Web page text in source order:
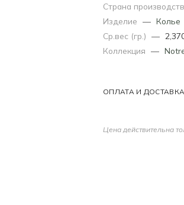
Страна
Изделие — Колье
Ср.вес (гр.) —
Коллекция —
ОПЛАТА И ДОСТАВКА
Цена действительна